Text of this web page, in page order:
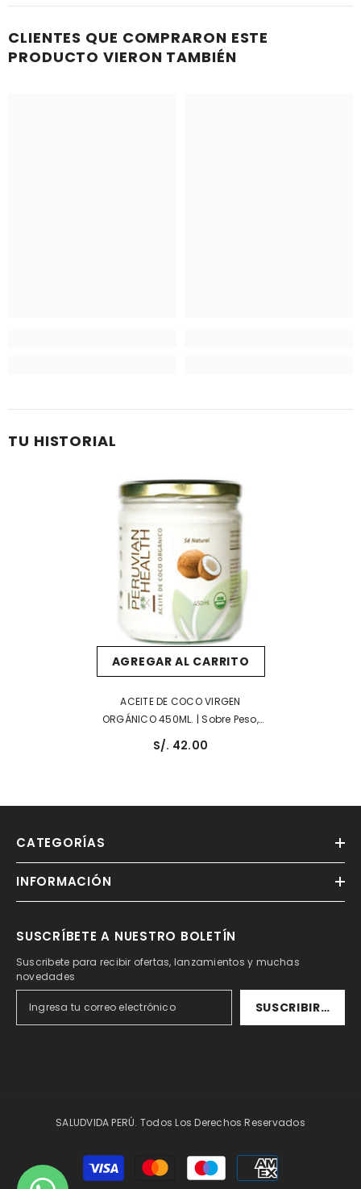
CLIENTES QUE COMPRARON ESTE
PRODUCTO VIERON TAMBIÉN
TU HISTORIAL
AGREGAR AL CARRITO
ACEITE DE COCO VIRGEN
ORGÁNICO 450ML. | Sobre Peso,
Alzheimer, Antiinflamatorio Y
Metabolismo.
S/. 42.00
CATEGORÍAS
INFORMACIÓN
SUSCRÍBETE A NUESTRO BOLETÍN
Suscribete para recibir ofertas, lanzamientos y muchas
novedades
SUSCRIBIRSE
SALUDVIDA PERÚ. Todos Los Derechos Reservados
Formas
de